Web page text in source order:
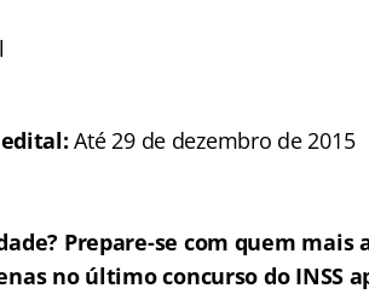
edital:Até 29 de dezembro de 2015
Prepare-se com quem mais
no último concurso do INSS